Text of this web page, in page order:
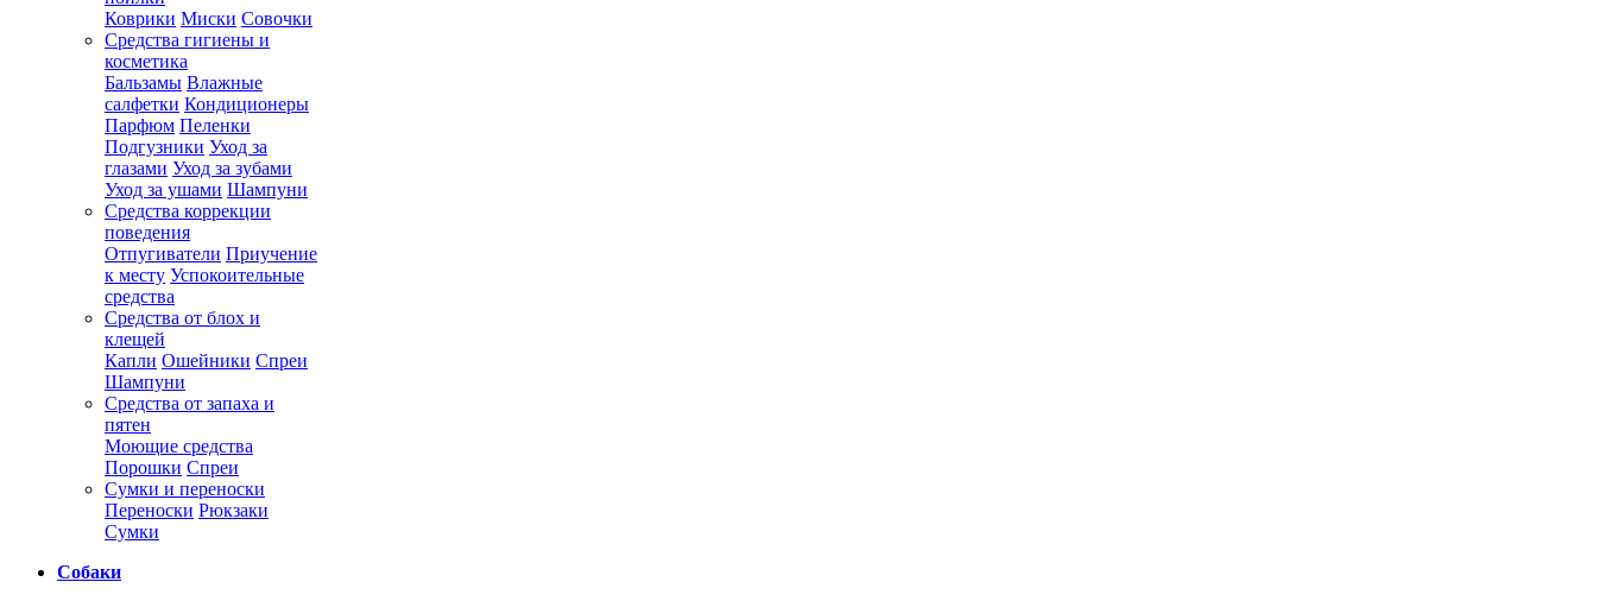
Коврики Миски Совочки
Средства гигиены и
косметика
Бальзамы Влажные
салфетки Кондиционеры
Парфюм Пеленки
Подгузники Уход за
глазами Уход за зубами
Уход за ушами Шампуни
Средства коррекции
поведения
Отпугиватели Приучение
к месту Успокоительные
средства
Средства от блох и
клещей
Капли Ошейники Спреи
Шампуни
Средства от запаха и
пятен
Моющие средства
Порошки Спреи
Сумки и переноски
Переноски Рюкзаки
Сумки
Собаки